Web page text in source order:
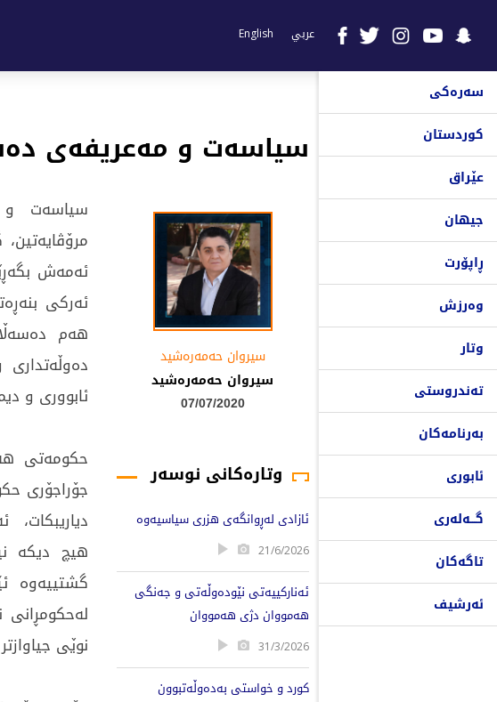
عربي English
سەرەکی
کوردستان
عێراق
جیهان
ڕاپۆرت
وەرزش
وتار
تەندروستی
بەرنامەکان
ئابوری
گـــەلەری
تاگەکان
ئەرشیف
سیاسەت و مەعریفەی
سیروان حەمەرەشید
سیروان حەمەرەشید
07/07/2020
وتارەکانی نوسەر
ئازادی لەڕوانگەی هزری سیاسیەوە
21/6/2026
ئەناركییەتی نێودەوڵەتی و جەنگی
هەمووان دژی هەمووان
31/3/2026
كورد و خواستی بەدەوڵەتبوون
سیاسەت و
ئەمەش
ئەرکی
هەم
ئابووری و
حکومەتی
جۆراجۆری
هیچ دیکە
گشتییەوە
نوێی